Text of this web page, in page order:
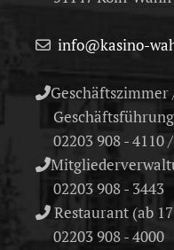
info@kasino-
Geschäftszimmer
Geschäftsführung
02203 908 - 4110
02203 908 - 3443
Restaurant (ab
02203 908 - 4000